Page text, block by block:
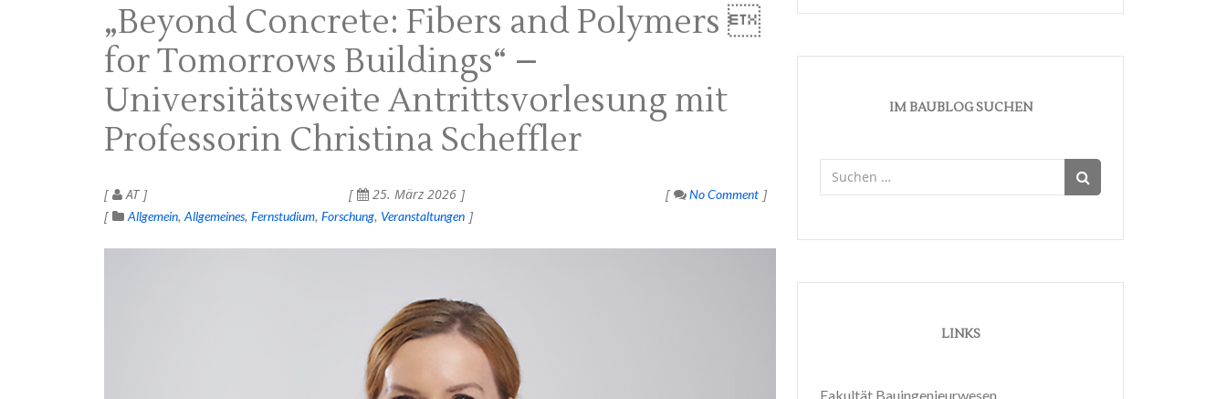
„Beyond Concrete: Fibers and Polymers 
for Tomorrows Buildings“ –
Universitätsweite Antrittsvorlesung mit
Professorin Christina Scheffler
AT 25. März 2026
No Comment
Allgemein Allgemeines Fernstudium Forschung Veranstaltungen
IM BAUBLOG SUCHEN
nach:
LINKS
Fakultät Bauingenieurwesen